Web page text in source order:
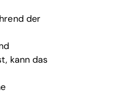
der
kann das